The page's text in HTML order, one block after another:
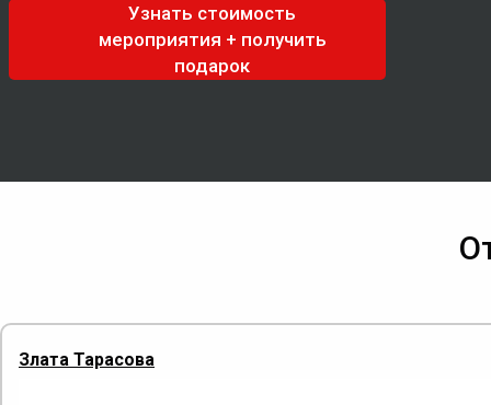
Узнать стоимость
мероприятия + получить
подарок
Злата Тарасова